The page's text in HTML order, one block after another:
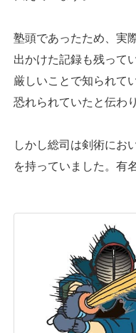
塾頭であったため、実
出かけた記録も残って
厳しいことで知られて
恐れられていたと伝わ
しかし総司は剣術にお
を持っていました。有